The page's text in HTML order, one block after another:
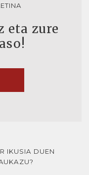
eta zure
IKUSIA DUEN